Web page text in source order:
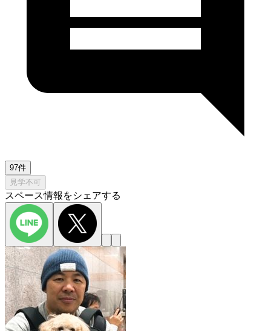
97件
見学不可
スペース情報をシェアする